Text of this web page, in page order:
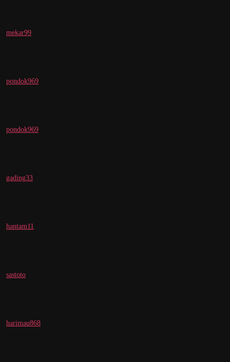
mekar99
pondok969
pondok969
gading33
hantam11
sastoto
harimau868